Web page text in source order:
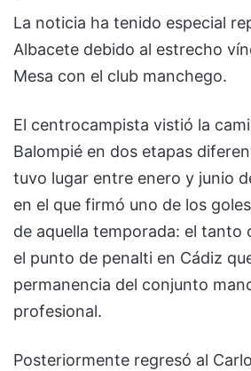
La noticia ha tenido especial
Albacete debido al estrecho
Mesa con el club manchego.
El centrocampista vistió la
Balompié en dos etapas
tuvo lugar entre enero y junio
en el que firmó uno de los
de aquella temporada: el tanto
el punto de penalti en Cádiz
permanencia del conjunto
profesional.
Posteriormente regresó al